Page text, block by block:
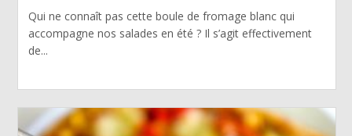
Qui ne connaît pas cette boule de fromage blanc qui
accompagne nos salades en été ? Il s’agit effectivement
de...